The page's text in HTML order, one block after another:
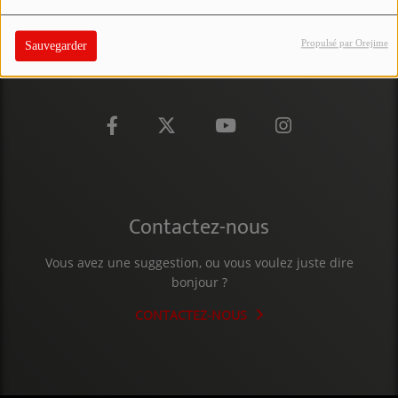
Sauvegarder Propulsé par Orejime
JEUX CONCOURS
VENEZ DANS LE PUBLIC !
L'ŒIL DE L'OIE | PRÉSENTATION
VIDÉOS | L’ŒIL DE L'OIE
Contactez-nous
Vous avez une suggestion, ou vous voulez juste dire
bonjour ?
CONTACTEZ-NOUS